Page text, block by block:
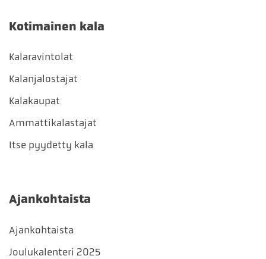
Kotimainen kala
Kalaravintolat
Kalanjalostajat
Kalakaupat
Ammattikalastajat
Itse pyydetty kala
Ajankohtaista
Ajankohtaista
Joulukalenteri 2025